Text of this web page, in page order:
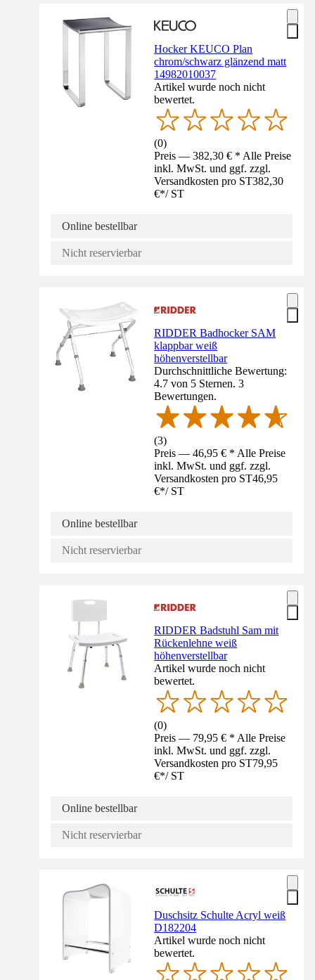
Hocker KEUCO Plan
chrom/schwarz glänzend matt
14982010037
Artikel wurde noch nicht
bewertet.
(0)
Preis — 382,30 € * Alle Preise
inkl. MwSt. und ggf. zzgl.
Versandkosten pro ST382,30
€*/ ST
Online bestellbar
Nicht reservierbar
RIDDER Badhocker SAM
klappbar weiß
höhenverstellbar
Durchschnittliche Bewertung:
4.7 von 5 Sternen. 3
Bewertungen.
(3)
Preis — 46,95 € * Alle Preise
inkl. MwSt. und ggf. zzgl.
Versandkosten pro ST46,95
€*/ ST
Online bestellbar
Nicht reservierbar
RIDDER Badstuhl Sam mit
Rückenlehne weiß
höhenverstellbar
Artikel wurde noch nicht
bewertet.
(0)
Preis — 79,95 € * Alle Preise
inkl. MwSt. und ggf. zzgl.
Versandkosten pro ST79,95
€*/ ST
Online bestellbar
Nicht reservierbar
Duschsitz Schulte Acryl weiß
D182204
Artikel wurde noch nicht
bewertet.